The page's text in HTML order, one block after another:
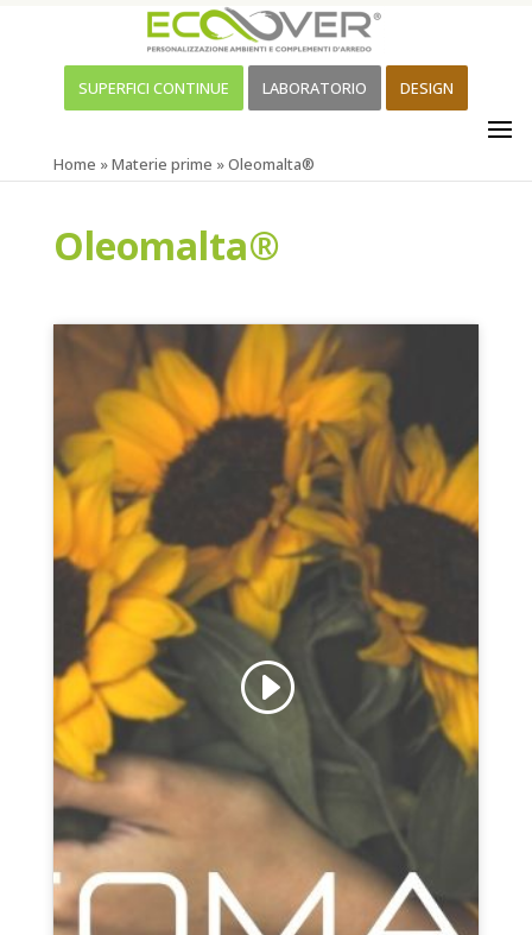
SUPERFICI CONTINUE LABORATORIO DESIGN
Home »Materie prime »Oleomalta®
Oleomalta®
Fai clic per accettare i cookie marketing e
abilitare questo contenuto